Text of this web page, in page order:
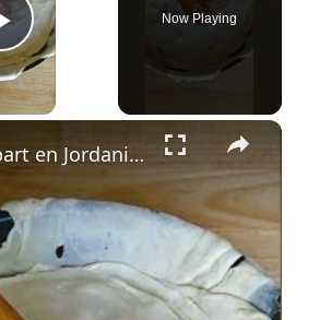
Play Video
Now Playing
×
On part en Jordanie avec El Makmoura, un grand plat de fête en couches de pâte maison